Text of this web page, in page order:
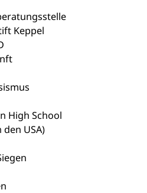
Keppel
High School
USA)